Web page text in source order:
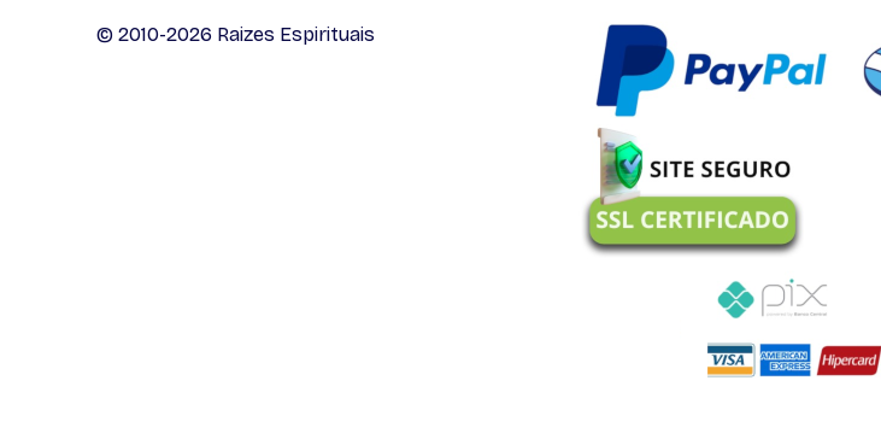
© 2010-2026 Raizes Espirituais